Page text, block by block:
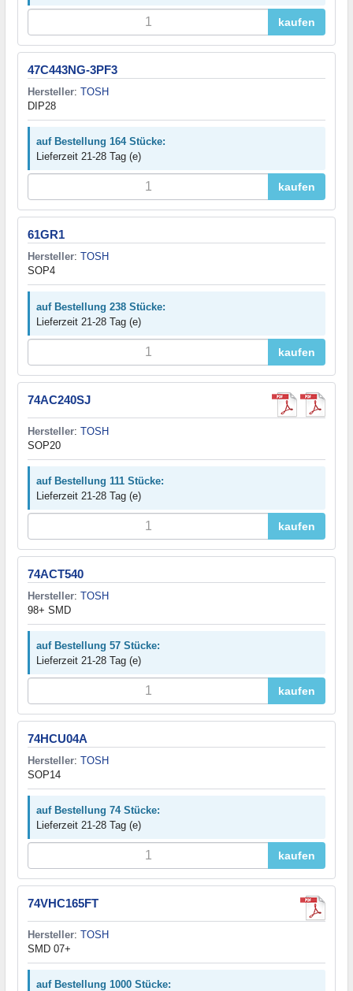
kaufen
47C443NG-3PF3
Hersteller: TOSH
DIP28
auf Bestellung 164 Stücke:
Lieferzeit 21-28 Tag (e)
kaufen
61GR1
Hersteller: TOSH
SOP4
auf Bestellung 238 Stücke:
Lieferzeit 21-28 Tag (e)
kaufen
74AC240SJ
Hersteller: TOSH
SOP20
auf Bestellung 111 Stücke:
Lieferzeit 21-28 Tag (e)
kaufen
74ACT540
Hersteller: TOSH
98+ SMD
auf Bestellung 57 Stücke:
Lieferzeit 21-28 Tag (e)
kaufen
74HCU04A
Hersteller: TOSH
SOP14
auf Bestellung 74 Stücke:
Lieferzeit 21-28 Tag (e)
kaufen
74VHC165FT
Hersteller: TOSH
SMD 07+
auf Bestellung 1000 Stücke: